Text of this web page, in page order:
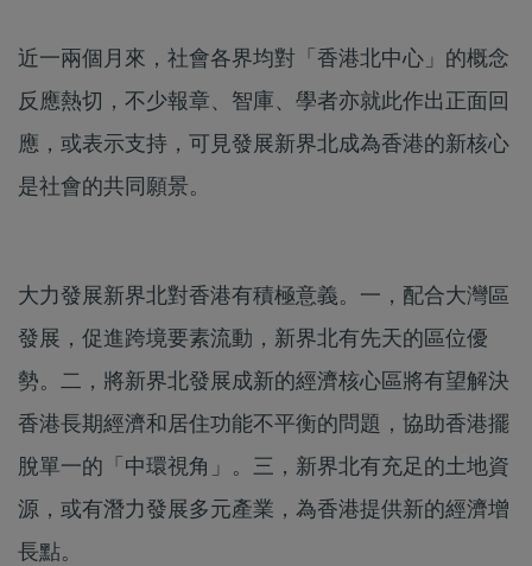
近一兩個月來，社會各界均對「香港北中心」的概念
反應熱切，不少報章、智庫、學者亦就此作出正面回
應，或表示支持，可見發展新界北成為香港的新核心
是社會的共同願景。
大力發展新界北對香港有積極意義。一，配合大灣區
發展，促進跨境要素流動，新界北有先天的區位優
勢。二，將新界北發展成新的經濟核心區將有望解決
香港長期經濟和居住功能不平衡的問題，協助香港擺
脫單一的「中環視角」。三，新界北有充足的土地資
源，或有潛力發展多元產業，為香港提供新的經濟增
長點。